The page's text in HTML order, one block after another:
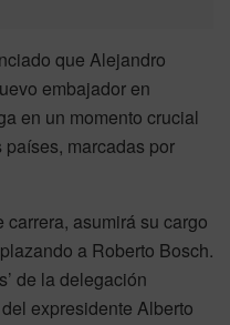
que Alejandro
embajador en
en un momento crucial
marcadas por
asumirá su cargo
a Roberto Bosch.
de la delegación
expresidente Alberto